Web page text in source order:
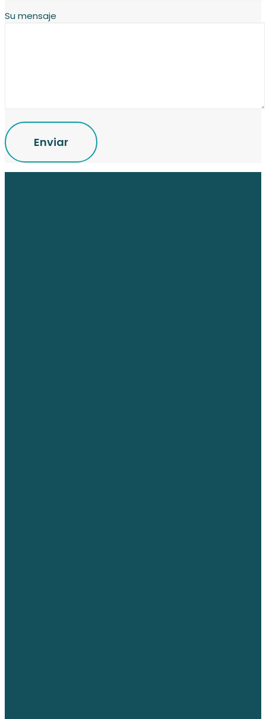
Su mensaje